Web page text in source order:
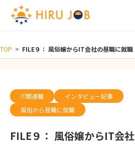
TOP > FILE９： 風俗嬢からIT会社の昼職に就職
IT関連職
インタビュー記事
風俗から昼職に就職
FILE９： 風俗嬢からIT会